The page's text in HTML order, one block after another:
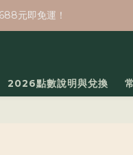
元即免運！
2026點數說明與兌換